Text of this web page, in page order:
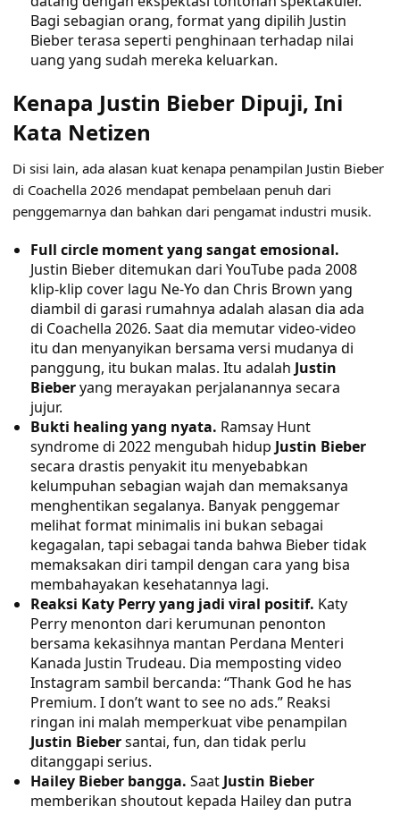
Bagi sebagian orang, format yang dipilih Justin
Bieber terasa seperti penghinaan terhadap nilai
uang yang sudah mereka keluarkan.
Kenapa Justin Bieber Dipuji, Ini
Kata Netizen
Di sisi lain, ada alasan kuat kenapa penampilan Justin Bieber
di Coachella 2026 mendapat pembelaan penuh dari
penggemarnya dan bahkan dari pengamat industri musik.
Full circle moment yang sangat emosional.
Justin Bieber ditemukan dari YouTube pada 2008
klip-klip cover lagu Ne-Yo dan Chris Brown yang
diambil di garasi rumahnya adalah alasan dia ada
di Coachella 2026. Saat dia memutar video-video
itu dan menyanyikan bersama versi mudanya di
panggung, itu bukan malas. Itu adalah Justin
Bieberyang merayakan perjalanannya secara
jujur.
Bukti healing yang nyata. Ramsay Hunt
syndrome di 2022 mengubah hidup Justin Bieber
secara drastis penyakit itu menyebabkan
kelumpuhan sebagian wajah dan memaksanya
menghentikan segalanya. Banyak penggemar
melihat format minimalis ini bukan sebagai
kegagalan, tapi sebagai tanda bahwa Bieber tidak
memaksakan diri tampil dengan cara yang bisa
membahayakan kesehatannya lagi.
Reaksi Katy Perry yang jadi viral positif. Katy
Perry menonton dari kerumunan penonton
bersama kekasihnya mantan Perdana Menteri
Kanada Justin Trudeau. Dia memposting video
Instagram sambil bercanda: “Thank God he has
Premium. I don’t want to see no ads.” Reaksi
ringan ini malah memperkuat vibe penampilan
Justin Biebersantai, fun, dan tidak perlu
ditanggapi serius.
Hailey Bieber bangga. Saat Justin Bieber
memberikan shoutout kepada Hailey dan putra